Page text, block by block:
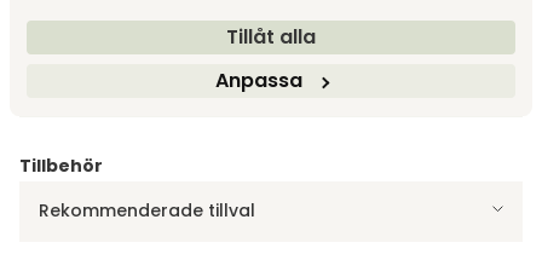
Tillåt alla
Anpassa
Tillbehör
Rekommenderade tillval